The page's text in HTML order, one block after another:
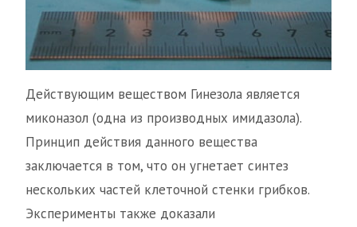
Действующим веществом Гинезола является
миконазол (одна из производных имидазола).
Принцип действия данного вещества
заключается в том, что он угнетает синтез
нескольких частей клеточной стенки грибков.
Эксперименты также доказали